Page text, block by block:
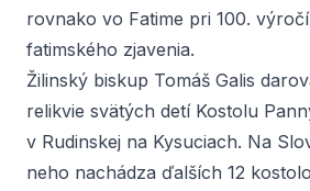
rovnako vo Fatime pri 100.
fatimského zjavenia.
Žilinský biskup Tomáš Galis
relikvie svätých detí Kostolu
v Rudinskej na Kysuciach. Na
neho nachádza ďalších 12